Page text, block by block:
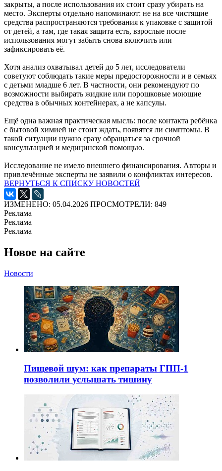
закрыты, а после использования их стоит сразу убирать на
место. Эксперты отдельно напоминают: не на все чистящие
средства распространяются требования к упаковке с защитой
от детей, а там, где такая защита есть, взрослые после
использования могут забыть снова включить или
зафиксировать её.
Хотя анализ охватывал детей до 5 лет, исследователи
советуют соблюдать такие меры предосторожности и в семьях
с детьми младше 6 лет. В частности, они рекомендуют по
возможности выбирать жидкие или порошковые моющие
средства в обычных контейнерах, а не капсулы.
Ещё одна важная практическая мысль: после контакта ребёнка
с бытовой химией не стоит ждать, появятся ли симптомы. В
такой ситуации нужно сразу обращаться за срочной
консультацией и медицинской помощью.
Исследование не имело внешнего финансирования. Авторы и
привлечённые эксперты не заявили о конфликтах интересов.
ВЕРНУТЬСЯ К СПИСКУ НОВОСТЕЙ
ИЗМЕНЕНО: 05.04.2026 ПРОСМОТРЕЛИ: 849
Реклама
Реклама
Реклама
Новое на сайте
Новости
Пищевой шум: как препараты ГПП-1
позволили услышать тишину